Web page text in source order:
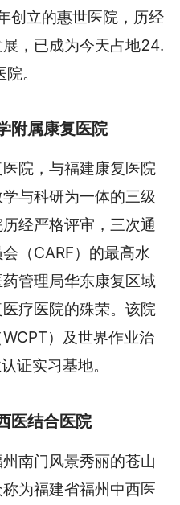
创立的惠世医院，历经
，已成为今天占地24.
。
附属康复医院
院，与福建康复医院
与科研为一体的三级
经严格评审，三次通
（CARF）的最高水
管理局华东康复区域
疗医院的殊荣。该院
）及世界作业治
证实习基地。
医结合医院
南门风景秀丽的苍山
为福建省福州中西医